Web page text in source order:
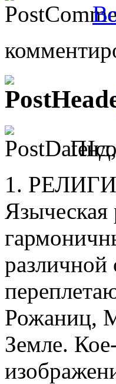
Пнд,
1.
Языческая
различной
Рожаниц,
Земле.